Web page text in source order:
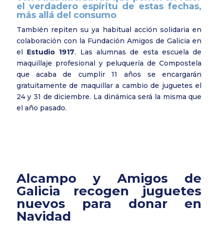
el verdadero espíritu de estas fechas,
más allá del consumo
También repiten su ya habitual acción solidaria en
colaboración con la Fundación Amigos de Galicia en
el Estudio 1917. Las alumnas de esta escuela de
maquillaje profesional y peluquería de Compostela
que acaba de cumplir 11 años se encargarán
gratuitamente de maquillar a cambio de juguetes el
24 y 31 de diciembre. La dinámica será la misma que
el año pasado.
Alcampo y Amigos de
Galicia recogen juguetes
nuevos para donar en
Navidad